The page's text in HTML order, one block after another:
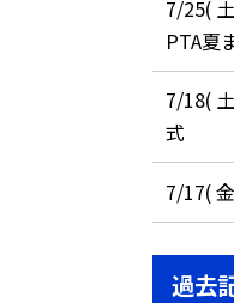
7/25(
PTA夏
7/18(
式
7/17( 金
過去